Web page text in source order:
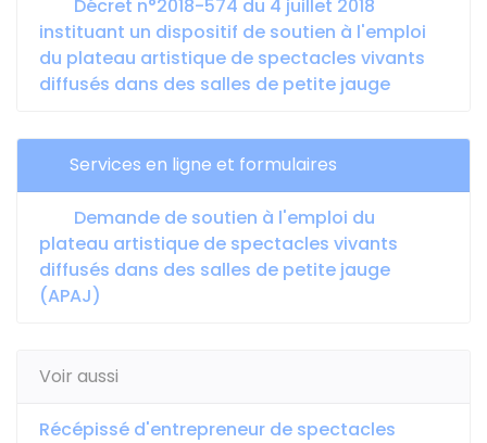
Décret n°2018-574 du 4 juillet 2018
instituant un dispositif de soutien à l'emploi
du plateau artistique de spectacles vivants
diffusés dans des salles de petite jauge
Services en ligne et formulaires
Demande de soutien à l'emploi du
plateau artistique de spectacles vivants
diffusés dans des salles de petite jauge
(APAJ)
Voir aussi
Récépissé d'entrepreneur de spectacles